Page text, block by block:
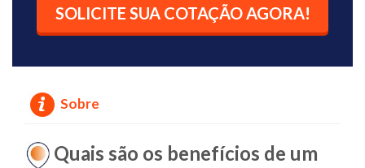
SOLICITE SUA COTAÇÃO AGORA!
Sobre
Quais são os benefícios de um